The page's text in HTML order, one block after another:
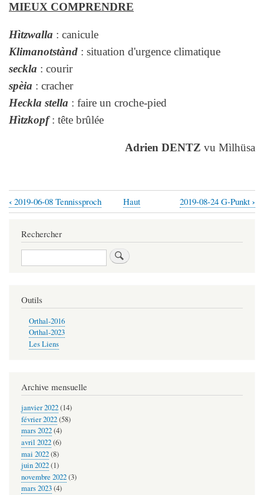
MIEUX COMPRENDRE
Hìtzwalla : canicule
Klimanotstànd : situation d'urgence climatique
seckla : courir
spèia : cracher
Heckla stella : faire un croche-pied
Hìtzkopf: tête brûlée
Adrien DENTZ vu Mìlhüsa
Liens
transversaux
livre
2019-
06-
Klima
Füassbàll
ìm
Wàndel
‹ 2019-06-08 Tennissproch Haut 2019-08-24 G-Punkt ›
Rechercher
Rechercher
Outils
Orthal-2016
Orthal-2023
Les Liens
Archive mensuelle
janvier 2022(14)
février 2022(58)
mars 2022(4)
avril 2022(6)
mai 2022(8)
juin 2022(1)
novembre 2022(3)
mars 2023(4)